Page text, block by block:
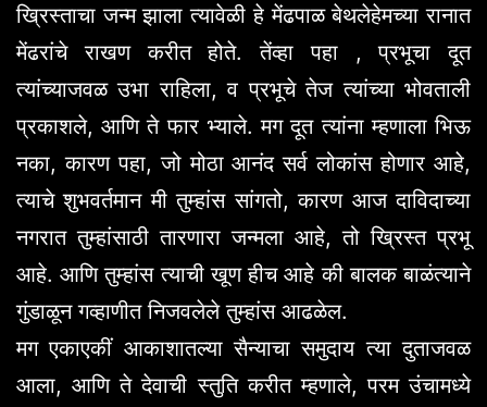
ख्रिस्ताचा जन्म झाला त्यावेळी हे मेंढपाळ बेथलेहेमच्या रानात
मेंढरांचे राखण करीत होते. तेंव्हा पहा , प्रभूचा दूत
त्यांच्याजवळ उभा राहिला, व प्रभूचे तेज त्यांच्या भोवताली
प्रकाशले, आणि ते फार भ्याले. मग दूत त्यांना म्हणाला भिऊ
नका, कारण पहा, जो मोठा आनंद सर्व लोकांस होणार आहे,
त्याचे शुभवर्तमान मी तुम्हांस सांगतो, कारण आज दाविदाच्या
नगरात तुम्हांसाठी तारणारा जन्मला आहे, तो ख्रिस्त प्रभू
आहे. आणि तुम्हांस त्याची खूण हीच आहे की बालक बाळंत्याने
गुंडाळून गव्हाणीत निजवलेले तुम्हांस आढळेल.
मग एकाएकीं आकाशातल्या सैन्याचा समुदाय त्या दुताजवळ
आला, आणि ते देवाची स्तुति करीत म्हणाले, परम उंचामध्ये